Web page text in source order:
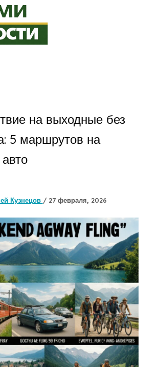
на выходные без
5 маршрутов на
Кузнецов / 27 февраля, 2026